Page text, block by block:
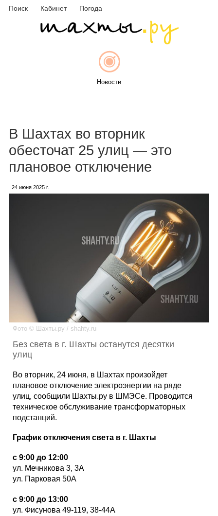
Поиск Кабинет Погода
Новости
Инфо
Гороскоп
Фотогалерея
В Шахтах во вторник
обесточат 25 улиц — это
плановое отключение
24 июня 2025 г.
Фото © Шахты.ру / shahty.ru
Без света в г. Шахты останутся десятки
улиц
Во вторник, 24 июня, в Шахтах произойдет
плановое отключение электроэнергии на ряде
улиц, сообщили Шахты.ру в ШМЭСе. Проводится
техническое обслуживание трансформаторных
подстанций.
График отключения света в г. Шахты
с 9:00 до 12:00
ул. Мечникова 3, 3А
ул. Парковая 50А
с 9:00 до 13:00
ул. Фисунова 49-119, 38-44А